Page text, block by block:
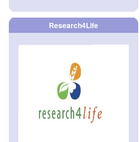
Research4Life